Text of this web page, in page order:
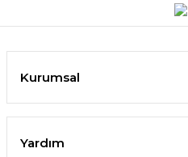
Kurumsal
Yardım